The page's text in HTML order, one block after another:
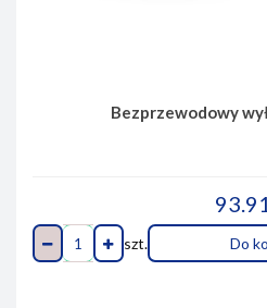
Bezprzewodowy
szt. Do